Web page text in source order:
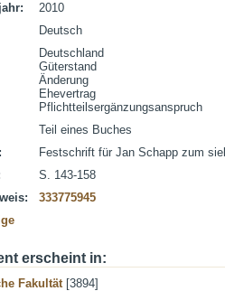
2010
Deutsch
Deutschland
Güterstand
Änderung
Ehevertrag
Pflichtteilsergänzungsanspruch
Teil eines Buches
Festschrift für Jan Schapp zum
S. 143-158
333775945
erscheint in:
Fakultät[3894]